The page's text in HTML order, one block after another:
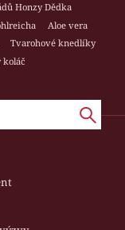
Honzy Dědka
Aloe vera
Tvarohové knedlíky
koláč